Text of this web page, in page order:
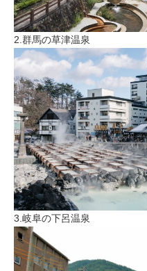
2.群馬の草津温泉
3.岐阜の下呂温泉